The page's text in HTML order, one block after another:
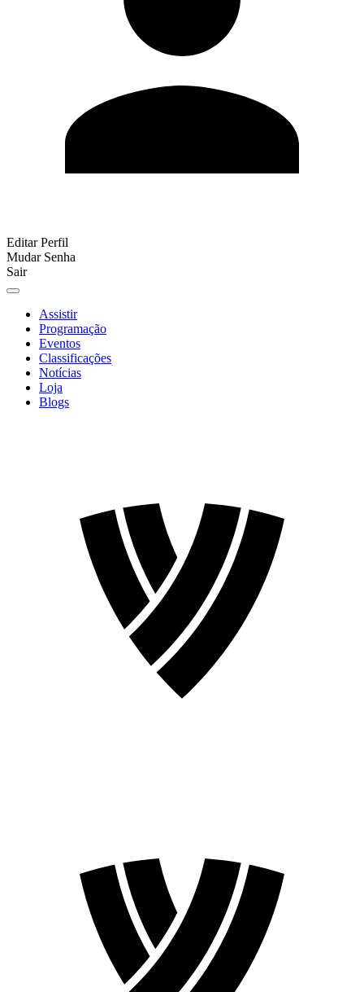
Editar Perfil
Mudar Senha
Sair
Assistir
Programação
Eventos
Classificações
Notícias
Loja
Blogs